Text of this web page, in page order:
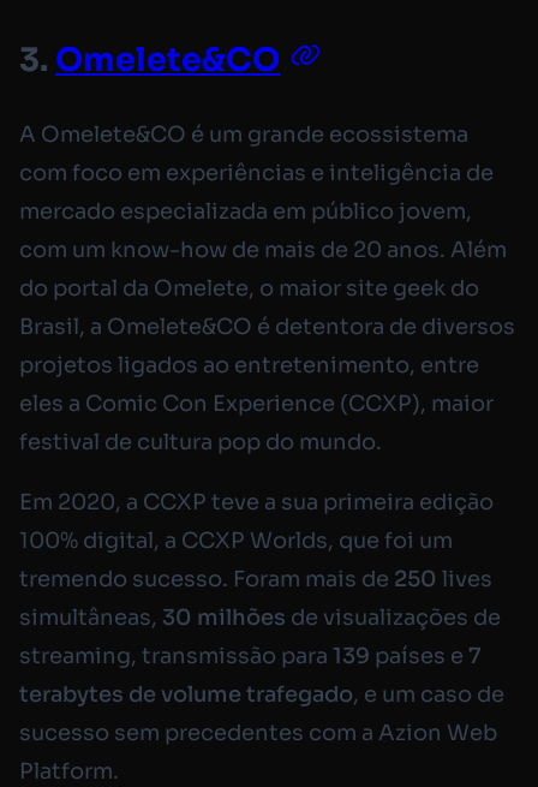
3. Omelete&CO
A Omelete&CO é um grande ecossistema
com foco em experiências e inteligência de
mercado especializada em público jovem,
com um know-how de mais de 20 anos. Além
do portal da Omelete, o maior site geek do
Brasil, a Omelete&CO é detentora de diversos
projetos ligados ao entretenimento, entre
eles a Comic Con Experience (CCXP), maior
festival de cultura pop do mundo.
Em 2020, a CCXP teve a sua primeira edição
100% digital, a CCXP Worlds, que foi um
tremendo sucesso. Foram mais de 250 lives
simultâneas, 30 milhões de visualizações de
streaming, transmissão para 139 países e 7
terabytes de volume trafegado, e um caso de
sucesso sem precedentes com a Azion Web
Platform.